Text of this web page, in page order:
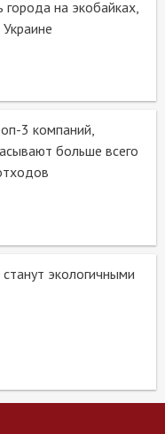
города на экобайках,
3 компаний,
больше всего
экологичными